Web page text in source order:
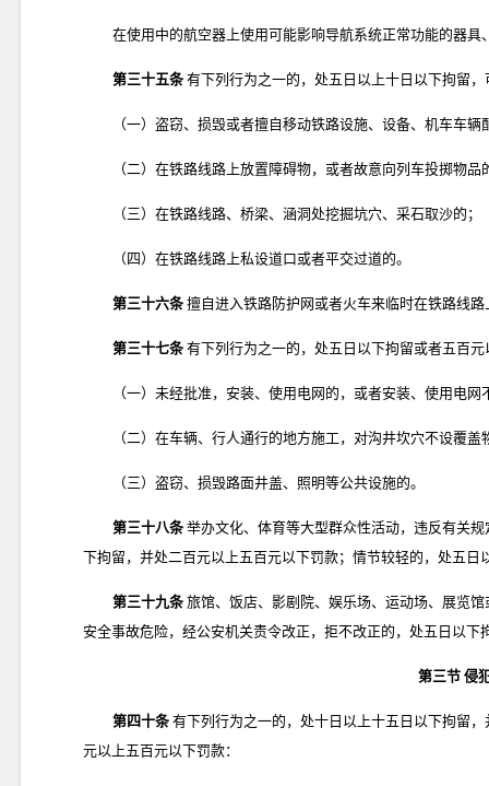
在使用中的航空器上使用可能影响导航系统正常功能的器
第三十五条 有下列行为之一的，处五日以上十日以下拘留
（一）盗窃、损毁或者擅自移动铁路设施、设备、机车车
（二）在铁路线路上放置障碍物，或者故意向列车投掷物品
（三）在铁路线路、桥梁、涵洞处挖掘坑穴、采石取沙的；
（四）在铁路线路上私设道口或者平交过道的。
第三十六条 擅自进入铁路防护网或者火车来临时在铁路线
第三十七条 有下列行为之一的，处五日以下拘留或者五百
（一）未经批准，安装、使用电网的，或者安装、使用电网
（二）在车辆、行人通行的地方施工，对沟井坎穴不设覆
（三）盗窃、损毁路面井盖、照明等公共设施的。
第三十八条 举办文化、体育等大型群众性活动，违反有关
下拘留，并处二百元以上五百元以下罚款；情节较轻的，处五日
第三十九条 旅馆、饭店、影剧院、娱乐场、运动场、展览
安全事故危险，经公安机关责令改正，拒不改正的，处五日以下
第三节 侵
第四十条 有下列行为之一的，处十日以上十五日以下拘留
元以上五百元以下罚款：